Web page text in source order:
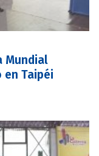
Mundial
en Taipéi